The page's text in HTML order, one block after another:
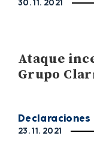
30. 11. 2021
Ataque
Grupo
Declaraciones
23. 11. 2021